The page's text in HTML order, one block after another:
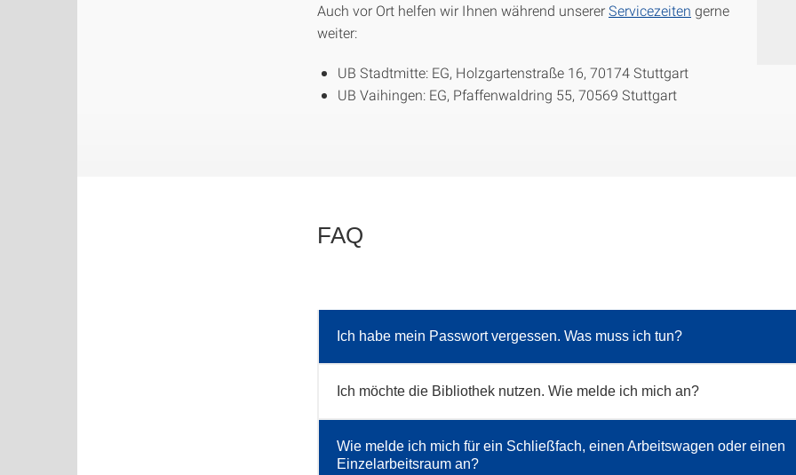
Auch vor Ort helfen wir Ihnen während unsererServicezeiten gerne
weiter:
UB Stadtmitte: EG, Holzgartenstraße 16, 70174 Stuttgart
UB Vaihingen: EG, Pfaffenwaldring 55, 70569 Stuttgart
FAQ
Ich habe mein Passwort vergessen. Was muss ich tun?
Ich möchte die Bibliothek nutzen. Wie melde ich mich an?
Wie melde ich mich für ein Schließfach, einen Arbeitswagen oder einen
Einzelarbeitsraum an?